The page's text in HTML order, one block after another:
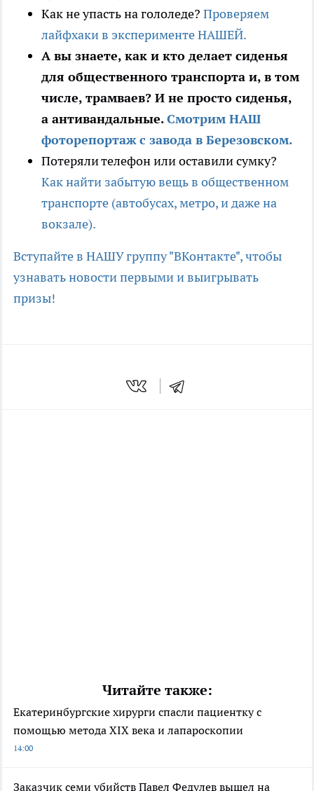
Как не упасть на гололеде? Проверяем
лайфхаки в эксперименте НАШЕЙ.
А вы знаете, как и кто делает сиденья
для общественного транспорта и, в том
числе, трамваев? И не просто сиденья,
а антивандальные.Смотрим НАШ
фоторепортаж с завода в Березовском.
Потеряли телефон или оставили сумку?
Как найти забытую вещь в общественном
транспорте (автобусах, метро, и даже на
вокзале).
Вступайте в НАШУ группу "ВКонтакте", чтобы
узнавать новости первыми и выигрывать
призы!
Читайте также:
Екатеринбургские хирурги спасли пациентку с
помощью метода XIX века и лапароскопии
14:00
Заказчик семи убийств Павел Федулев вышел на